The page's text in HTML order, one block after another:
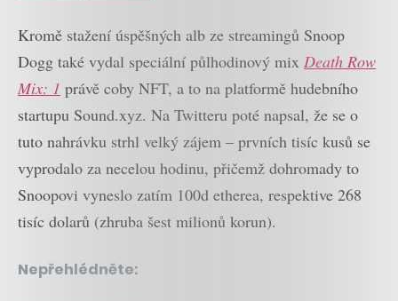
Kromě stažení úspěšných alb ze streamingů Snoop
Dogg také vydal speciální půlhodinový mix Death Row
Mix: 1 právě coby NFT, a to na platformě hudebního
startupu Sound.xyz. Na Twitteru poté napsal, že se o
tuto nahrávku strhl velký zájem – prvních tisíc kusů se
vyprodalo za necelou hodinu, přičemž dohromady to
Snoopovi vyneslo zatím 100d etherea, respektive 268
tisíc dolarů (zhruba šest milionů korun).
Nepřehlédněte: